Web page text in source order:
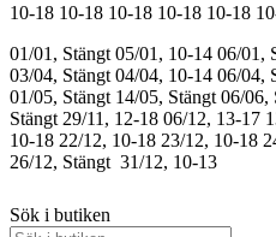
10-18 10-18 10-18 10-18 10-18
01/01, Stängt 05/01, 10-14 06/01,
03/04, Stängt 04/04, 10-14 06/04,
01/05, Stängt 14/05, Stängt 06/06,
Stängt 29/11, 12-18 06/12, 13-17
10-18 22/12, 10-18 23/12, 10-18
26/12, Stängt 31/12, 10-13
Sök i butiken